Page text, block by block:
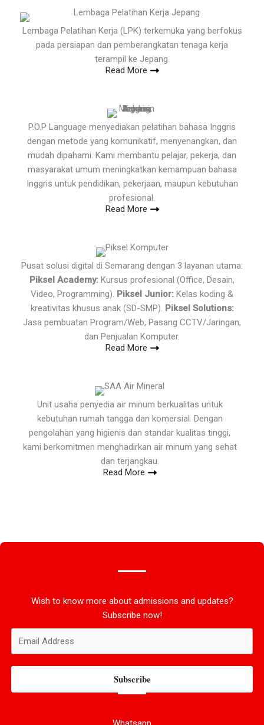
Lembaga Pelatihan Kerja (LPK) terkemuka yang berfokus
pada persiapan dan pemberangkatan tenaga kerja
terampil ke Jepang.
Read More
P.O.P Language menyediakan pelatihan bahasa Inggris
dengan metode yang komunikatif, menyenangkan, dan
mudah dipahami. Kami membantu pelajar, pekerja, dan
masyarakat umum meningkatkan kemampuan bahasa
Inggris untuk pendidikan, pekerjaan, maupun kebutuhan
profesional.
Read More
Pusat solusi digital di Semarang dengan 3 layanan utama:
Piksel Academy: Kursus profesional (Office, Desain,
Video, Programming). Piksel Junior: Kelas koding &
kreativitas khusus anak (SD-SMP). Piksel Solutions:
Jasa pembuatan Program/Web, Pasang CCTV/Jaringan,
dan Penjualan Komputer.
Read More
Unit usaha penyedia air minum berkualitas untuk
kebutuhan rumah tangga dan komersial. Dengan
pengolahan yang higienis dan standar kualitas tinggi,
kami berkomitmen menghadirkan air minum yang sehat
dan terjangkau.
Read More
Wish to know more about admissions and updates?
Subscribe now!
Subscribe